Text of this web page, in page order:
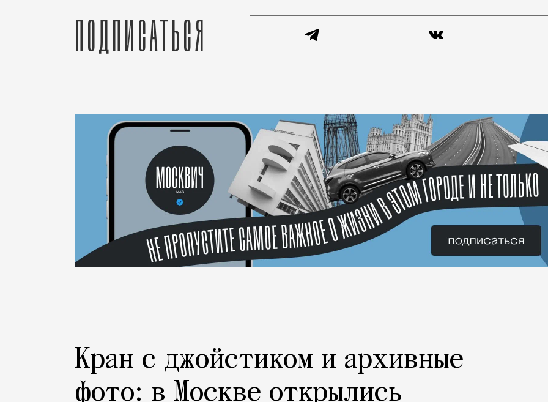
Подписаться
Кран с джойстиком и архивные
фото: в Москве открылись